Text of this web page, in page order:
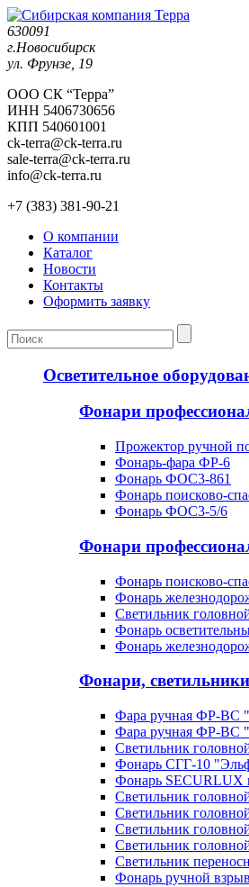
630091
г.Новосибирск
ул. Фрунзе, 19
ООО СК “Терра”
ИНН 5406730656
КПП 540601001
ck-terra@ck-terra.ru
sale-terra@ck-terra.ru
info@ck-terra.ru
+7 (383) 381-90-21
О компании
Каталог
Новости
Контакты
Оформить заявку
Осветительное
Фонари
Прожектор ручной
Фонарь-фара ФР-6
Фонарь ФОС3-861
Фонарь поисково-
Фонарь ФОС3-5/6
Фонари
Фонарь поисково-
Фонарь
Светильник
Фонарь
Фонарь
Фонари,
Фара ручная ФР-ВС
Фара ручная ФР-ВС
Светильник
Фонарь СГГ-10
Фонарь SECURLUX
Светильник
Светильник
Светильник
Светильник
Светильник
Фонарь ручной